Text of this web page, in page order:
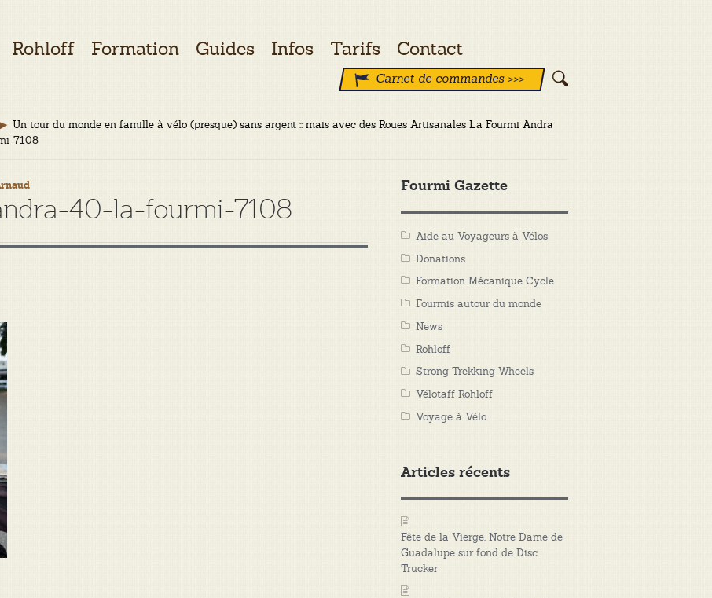
Rohloff Formation Guides Infos Tarifs Contact
Carnet de commandes >>>
Un tour du monde en famille à vélo (presque) sans argent :: mais avec des Roues Artisanales La Fourmi Andra
7108
40-la-fourmi-7108
Fourmi Gazette
Aide au Voyageurs à Vélos
Donations
Formation Mécanique Cycle
Fourmis autour du monde
News
Rohloff
Strong Trekking Wheels
Vélotaff Rohloff
Voyage à Vélo
Articles récents
Fête de la Vierge, Notre Dame de
Guadalupe sur fond de Disc
Trucker